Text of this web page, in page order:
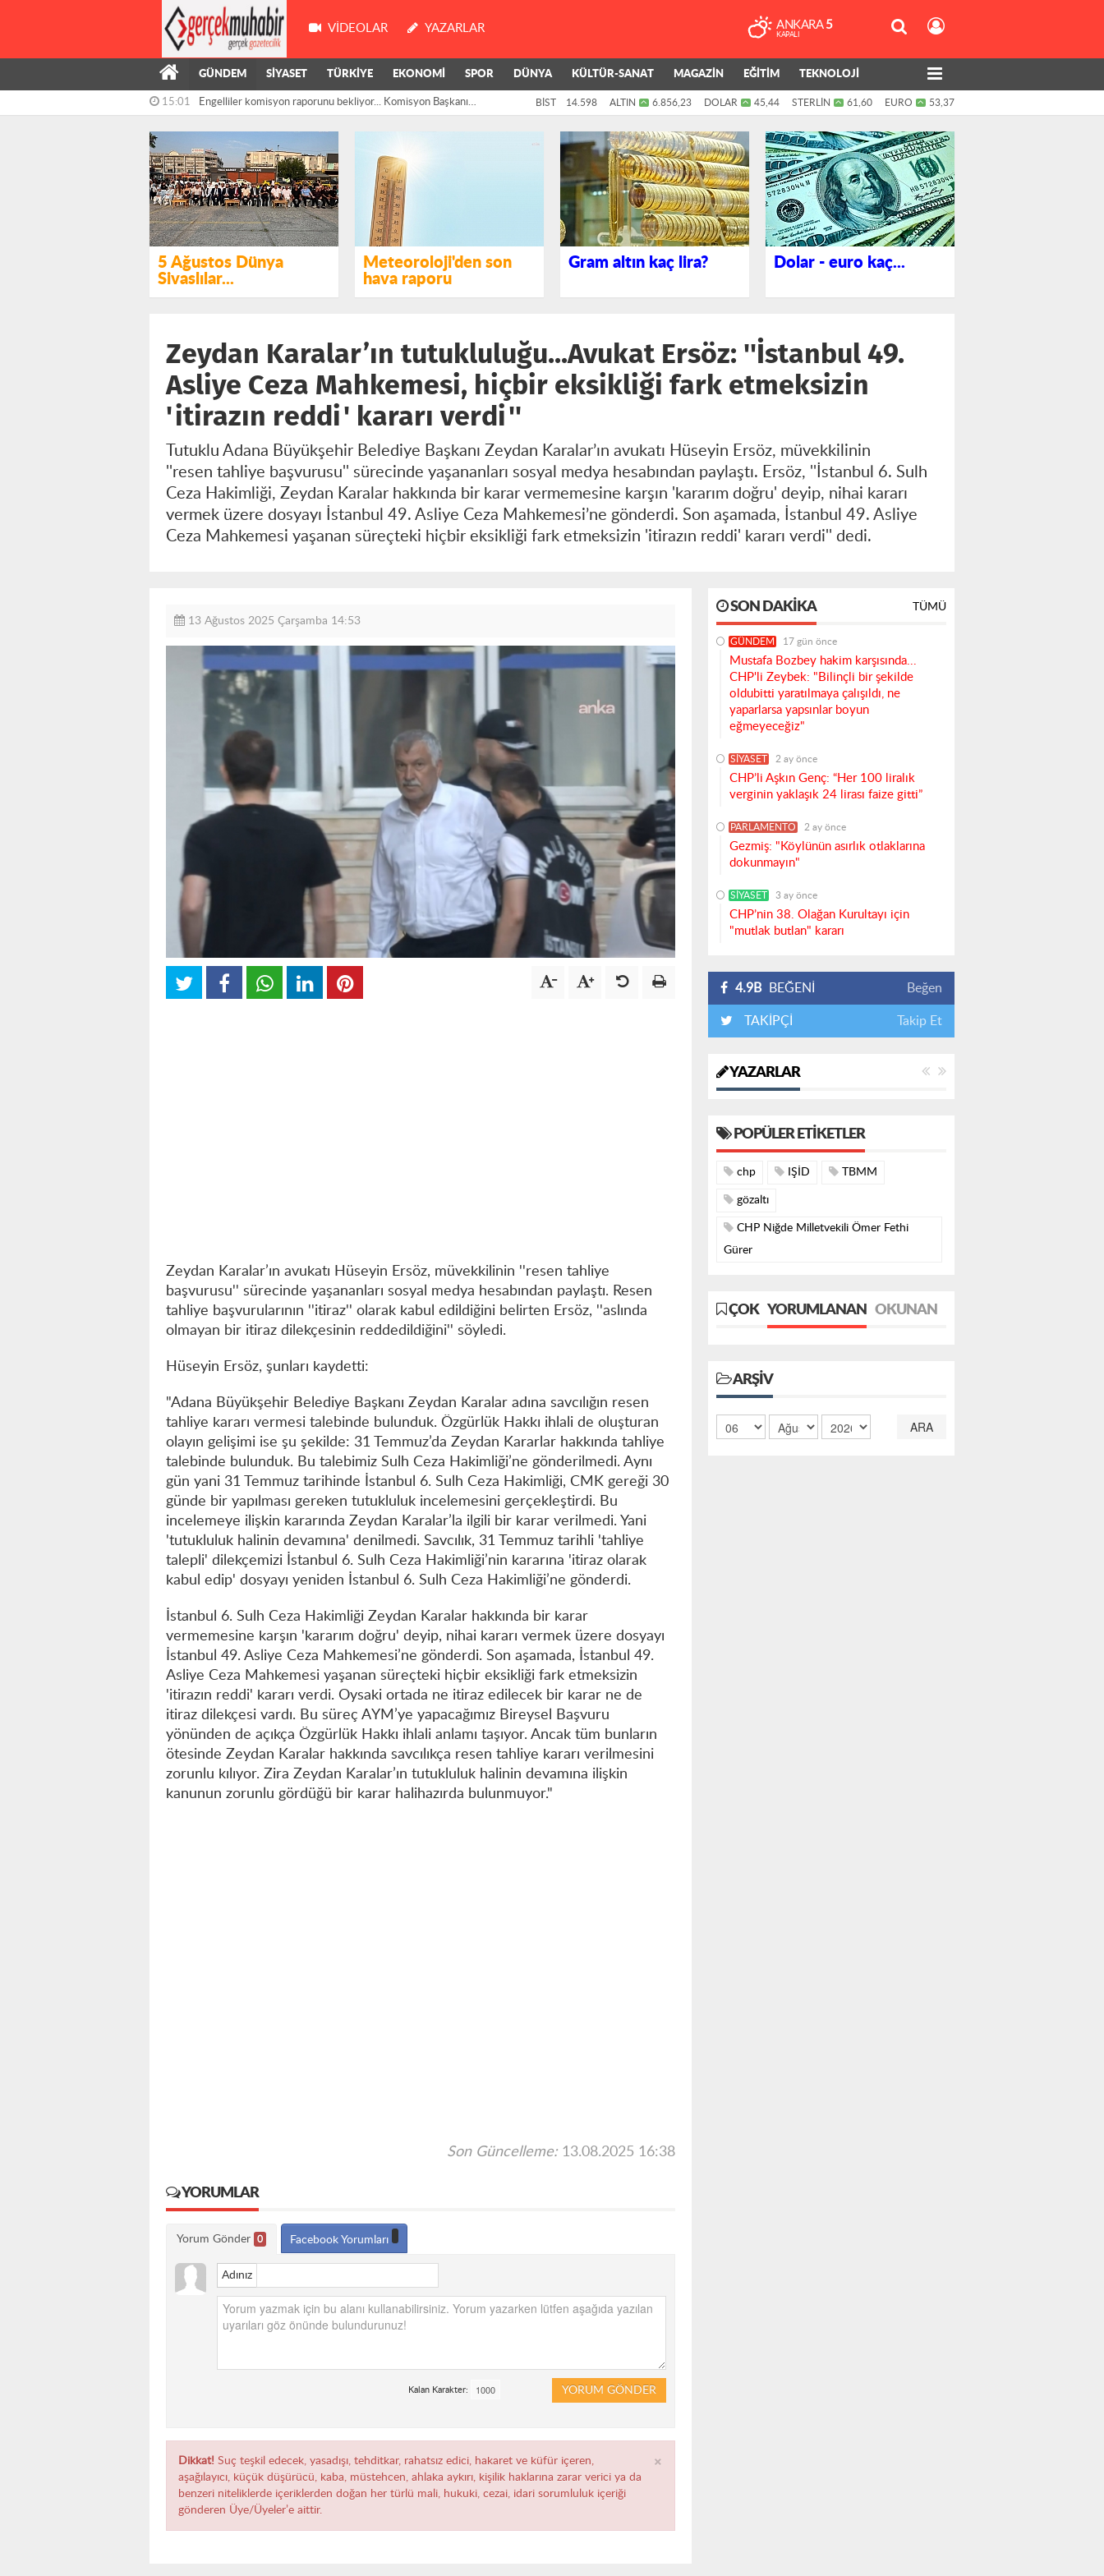
VIDEOLAR YAZARLAR ANKARA 5
KAPALI
GÜNDEM SİYASET TÜRKİYE EKONOMİ SPOR DÜNYA KÜLTÜR-SANAT MAGAZİN EĞİTİM
TEKNOLOJİ
Kasapoğlu:...
14:41 Ümit Özdağ'dan "çerçeve yasa" tepkisi: "Şu anda...
BİST 14.598 ALTIN 6.856,23 DOLAR 45,44 STERLİN 61,60 EURO 53,37
5 Ağustos Dünya
Sivaslılar...
Meteoroloji'den son
hava raporu
Gram altın kaç lira? Dolar - euro kaç...
Zeydan Karalar’ın tutukluluğu...Avukat Ersöz: ''İstanbul 49.
Asliye Ceza Mahkemesi, hiçbir eksikliği fark etmeksizin
'itirazın reddi' kararı verdi''
Tutuklu Adana Büyükşehir Belediye Başkanı Zeydan Karalar’ın avukatı Hüseyin Ersöz, müvekkilinin
''resen tahliye başvurusu'' sürecinde yaşananları sosyal medya hesabından paylaştı. Ersöz, ''İstanbul 6. Sulh
Ceza Hakimliği, Zeydan Karalar hakkında bir karar vermemesine karşın 'kararım doğru' deyip, nihai kararı
vermek üzere dosyayı İstanbul 49. Asliye Ceza Mahkemesi’ne gönderdi. Son aşamada, İstanbul 49. Asliye
Ceza Mahkemesi yaşanan süreçteki hiçbir eksikliği fark etmeksizin 'itirazın reddi' kararı verdi'' dedi.
13 Ağustos 2025 Çarşamba 14:53
Zeydan Karalar’ın avukatı Hüseyin Ersöz, müvekkilinin ''resen tahliye
başvurusu'' sürecinde yaşananları sosyal medya hesabından paylaştı. Resen
tahliye başvurularının ''itiraz'' olarak kabul edildiğini belirten Ersöz, ''aslında
olmayan bir itiraz dilekçesinin reddedildiğini'' söyledi.
Hüseyin Ersöz, şunları kaydetti:
"Adana Büyükşehir Belediye Başkanı Zeydan Karalar adına savcılığın resen
tahliye kararı vermesi talebinde bulunduk. Özgürlük Hakkı ihlali de oluşturan
olayın gelişimi ise şu şekilde: 31 Temmuz’da Zeydan Kararlar hakkında tahliye
talebinde bulunduk. Bu talebimiz Sulh Ceza Hakimliği’ne gönderilmedi. Aynı
gün yani 31 Temmuz tarihinde İstanbul 6. Sulh Ceza Hakimliği, CMK gereği 30
günde bir yapılması gereken tutukluluk incelemesini gerçekleştirdi. Bu
incelemeye ilişkin kararında Zeydan Karalar’la ilgili bir karar verilmedi. Yani
'tutukluluk halinin devamına' denilmedi. Savcılık, 31 Temmuz tarihli 'tahliye
talepli' dilekçemizi İstanbul 6. Sulh Ceza Hakimliği’nin kararına 'itiraz olarak
kabul edip' dosyayı yeniden İstanbul 6. Sulh Ceza Hakimliği’ne gönderdi.
İstanbul 6. Sulh Ceza Hakimliği Zeydan Karalar hakkında bir karar
vermemesine karşın 'kararım doğru' deyip, nihai kararı vermek üzere dosyayı
İstanbul 49. Asliye Ceza Mahkemesi’ne gönderdi. Son aşamada, İstanbul 49.
Asliye Ceza Mahkemesi yaşanan süreçteki hiçbir eksikliği fark etmeksizin
'itirazın reddi' kararı verdi. Oysaki ortada ne itiraz edilecek bir karar ne de
itiraz dilekçesi vardı. Bu süreç AYM’ye yapacağımız Bireysel Başvuru
yönünden de açıkça Özgürlük Hakkı ihlali anlamı taşıyor. Ancak tüm bunların
ötesinde Zeydan Karalar hakkında savcılıkça resen tahliye kararı verilmesini
zorunlu kılıyor. Zira Zeydan Karalar’ın tutukluluk halinin devamına ilişkin
kanunun zorunlu gördüğü bir karar halihazırda bulunmuyor."
Son Güncelleme: 13.08.2025 16:38
YORUMLAR
Yorum Gönder 0 Facebook Yorumları
Adınız
YORUM GÖNDER
Kalan Karakter:
×
Dikkat! Suç teşkil edecek, yasadışı, tehditkar, rahatsız edici, hakaret ve küfür içeren,
aşağılayıcı, küçük düşürücü, kaba, müstehcen, ahlaka aykırı, kişilik haklarına zarar verici ya da
benzeri niteliklerde içeriklerden doğan her türlü mali, hukuki, cezai, idari sorumluluk içeriği
gönderen Üye/Üyeler’e aittir.
SON DAKIKA TÜMÜ
GÜNDEM 17 gün önce
Mustafa Bozbey hakim karşısında...
CHP'li Zeybek: "Bilinçli bir şekilde
oldubitti yaratılmaya çalışıldı, ne
yaparlarsa yapsınlar boyun
eğmeyeceğiz"
SİYASET 2 ay önce
CHP’li Aşkın Genç: “Her 100 liralık
verginin yaklaşık 24 lirası faize gitti”
PARLAMENTO 2 ay önce
Gezmiş: "Köylünün asırlık otlaklarına
dokunmayın"
SİYASET 3 ay önce
CHP’nin 38. Olağan Kurultayı için
"mutlak butlan" kararı
4.9B BEĞENİ Beğen
TAKİPÇİ Takip Et
YAZARLAR
POPÜLER ETIKETLER
chp IŞİD TBMM
gözaltı
CHP Niğde Milletvekili Ömer Fethi
Gürer
ÇOK YORUMLANAN OKUNAN
ARŞIV
ARA